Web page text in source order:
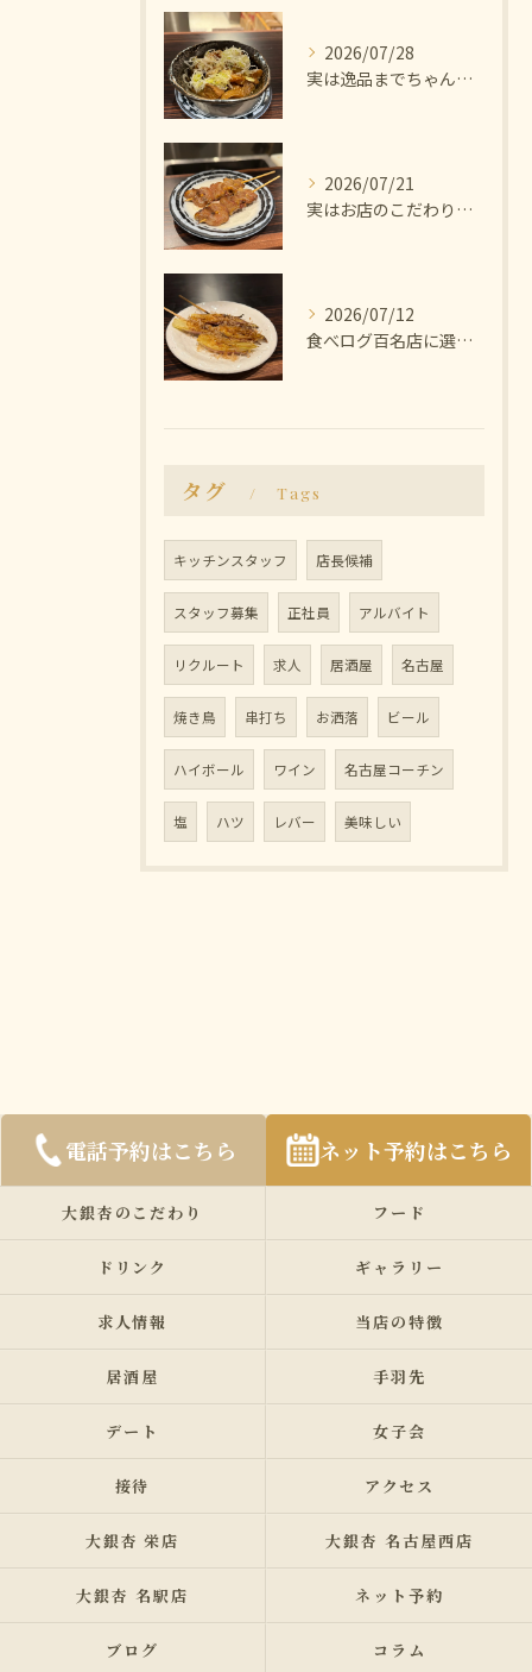
2026/07/28
実は逸品までちゃんと美味しいんです🫨
2026/07/21
実はお店のこだわりは塩にあります🧂
2026/07/12
食べログ百名店に選ばれた焼き鳥屋
タグ Tags
キッチンスタッフ 店長候補
スタッフ募集 正社員 アルバイト
リクルート 求人 居酒屋 名古屋
焼き鳥 串打ち お洒落 ビール
ハイボール ワイン 名古屋コーチン
塩 ハツ レバー 美味しい
電話予約はこちら ネット予約はこちら
大銀杏のこだわり フード
ドリンク ギャラリー
求人情報 当店の特徴
居酒屋 手羽先
デート 女子会
接待 アクセス
大銀杏 栄店 大銀杏 名古屋西店
大銀杏 名駅店 ネット予約
ブログ コラム